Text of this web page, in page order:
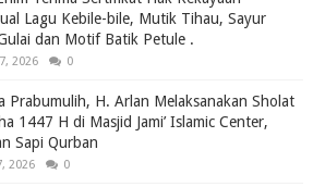
Lagu Kebile-bile, Mutik Tihau, Sayur
dan Motif Batik Petule .
2026 0
Prabumulih, H. Arlan Melaksanakan Sholat
1447 H di Masjid Jami’ Islamic Center,
Sapi Qurban
2026 0